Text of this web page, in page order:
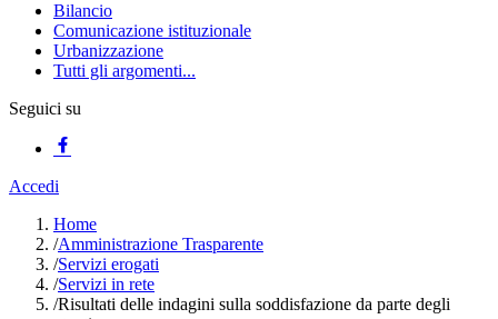
Bilancio
Comunicazione istituzionale
Urbanizzazione
Tutti gli argomenti...
Seguici su
Accedi
Home
/Amministrazione Trasparente
/Servizi erogati
/Servizi in rete
/Risultati delle indagini sulla soddisfazione da parte degli